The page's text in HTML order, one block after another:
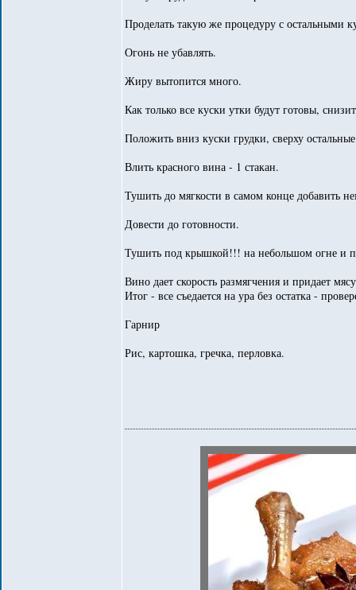
Проделать такую же процедуру с остальными
Огонь не убавлять.
Жиру вытопится много.
Как только все куски утки будут готовы,
Положить вниз куски грудки, сверху
Влить красного вина - 1 стакан.
Тушить до мягкости в самом конце добавить
Довести до готовности.
Тушить под крышкой!!! на небольшом огне и
Вино дает скорость размягчения и придает
Итог - все съедается на ура без остатка -
Гарнир
Рис, картошка, гречка, перловка.